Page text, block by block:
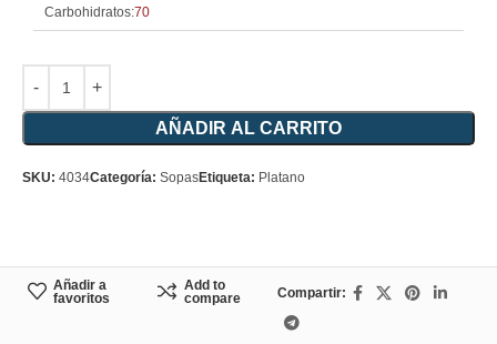
Carbohidratos:70
AÑADIR AL CARRITO
SKU: 4034Categoría: SopasEtiqueta: Platano
Añadir a
favoritos
Add to
compare
Compartir: